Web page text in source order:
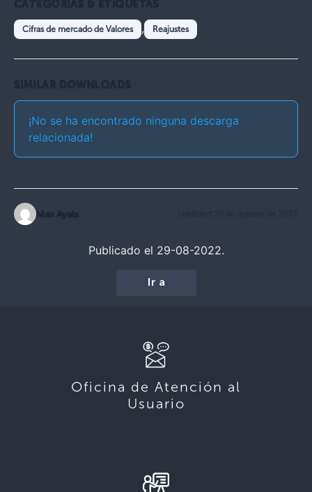
CATEGORÍAS & ETIQUETAS
Cifras de mercado de Valores , Reajustes
SIMILAR DOWNLOADS
¡No se ha encontrado ninguna descarga
relacionada!
Max Ayala
Publicado el 29-08-2022.
Ir a
Oficina de Atención al
Usuario